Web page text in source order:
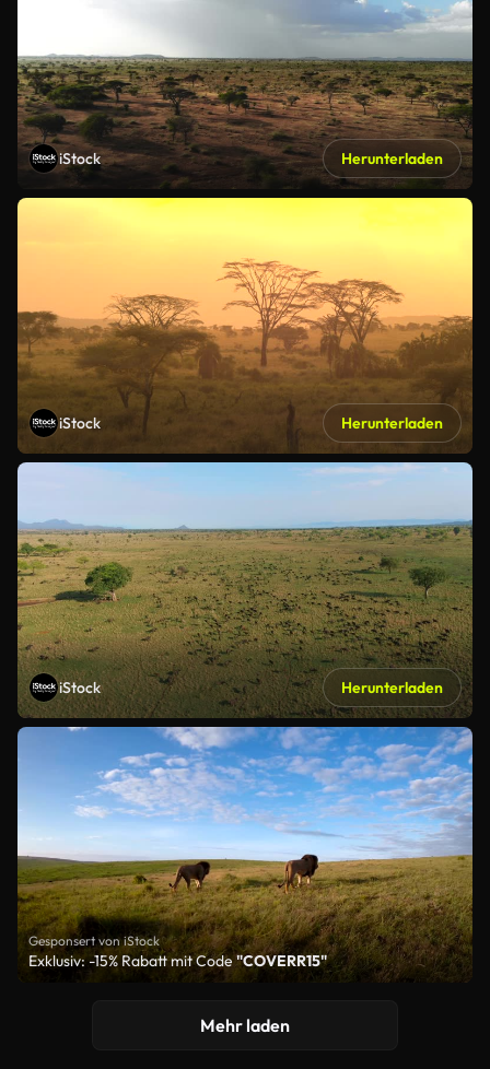
iStock Herunterladen
iStock Herunterladen
iStock Herunterladen
Gesponsert von iStock
Exklusiv: -15% Rabatt mit Code"COVERR15"
Mehr laden